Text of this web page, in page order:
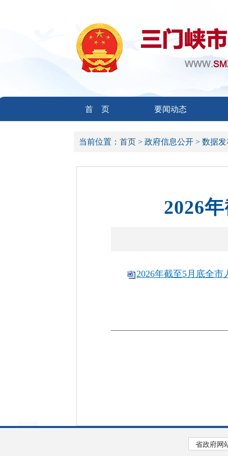
首 页 要闻动态
当前位置： 首页 > 政府信息公开 > 数据
2026
2026年截至5月底全